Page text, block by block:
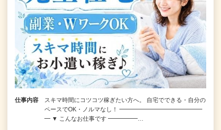
仕事内容
スキマ時間にコツコツ稼ぎたい方へ。 自宅でできる・自分の
ペースでOK・ノルマなし！ ━━━━━━━━━━━━━━
━ ▼ こんなお仕事です ━━━━━…